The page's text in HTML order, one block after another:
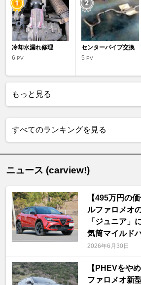
冷却水漏れ修理
6 PV
センターパイプ交換
5PV
もっと見る
すべてのランキングを見る
ニュース (carview!)
【495万円の
ルファロメオ
「ジュニア」
気筒マイルド
2026年6月30日
【PHEVをや
ファロメオ新